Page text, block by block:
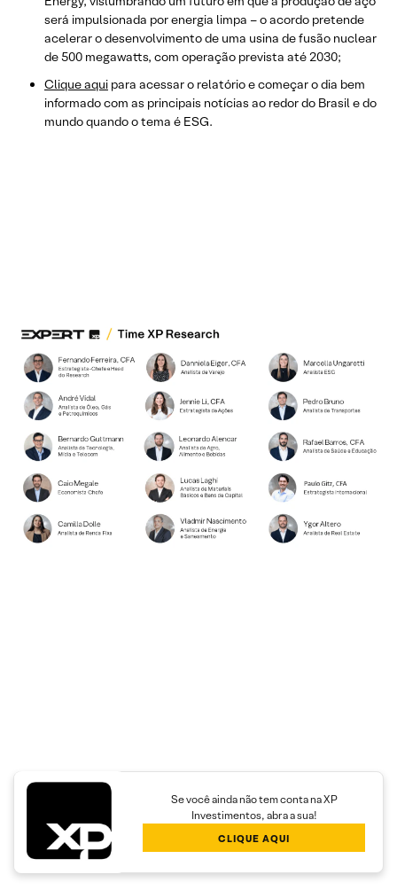
será impulsionada por energia limpa – o acordo pretende
acelerar o desenvolvimento de uma usina de fusão nuclear
de 500 megawatts, com operação prevista até 2030;
Clique aqui para acessar o relatório e começar o dia bem
informado com as principais notícias ao redor do Brasil e do
mundo quando o tema é ESG.
Se você ainda não tem conta na XP
Investimentos, abra a sua!
CLIQUE AQUI